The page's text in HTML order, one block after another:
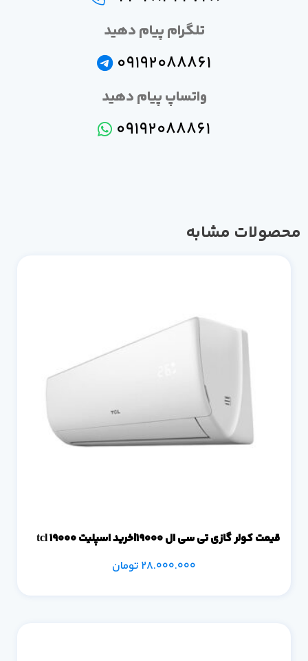
تلگرام پیام دهید
09192088861
واتساپ پیام دهید
09192088861
مشابه
قیمت کولر گازی تی سی ال 19000|خرید اسپلیت tcl 19000
28.000.000تومان